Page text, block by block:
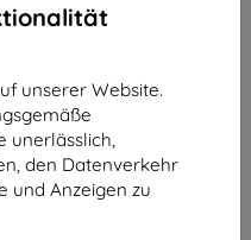
unserer Website.
unerlässlich,
den Datenverkehr
und Anzeigen zu
Redmi 15C